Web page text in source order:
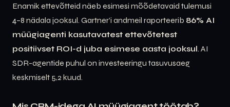
Enamik ettevõtteid näeb esimesi mõõdetavaid tulemusi
4–8 nädala jooksul. Gartner’i andmeil raporteerib 86% AI
müügiagenti kasutavatest ettevõtetest
positiivset ROI-d juba esimese aasta jooksul. AI
SDR-agentide puhul on investeeringu tasuvusaeg
keskmiselt 5,2 kuud.